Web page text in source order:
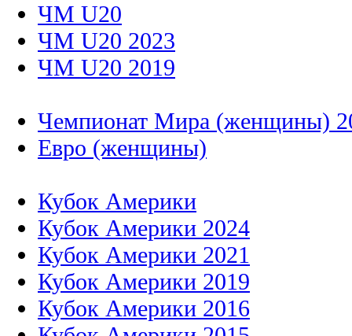
ЧМ U20
ЧМ U20 2023
ЧМ U20 2019
Чемпионат Мира (женщины)
Евро (женщины)
Кубок Америки
Кубок Америки 2024
Кубок Америки 2021
Кубок Америки 2019
Кубок Америки 2016